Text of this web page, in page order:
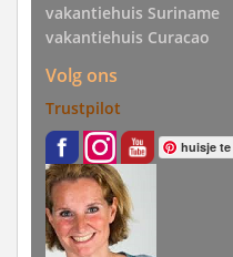
vakantiehuis Suriname
vakantiehuis Curacao
Volg ons
Trustpilot
huisje